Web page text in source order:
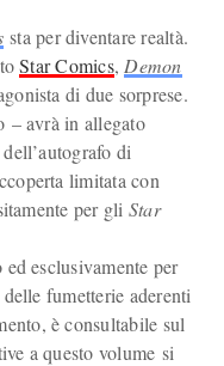
sta per diventare realtà.
Star Comics, Demon
di due sorprese.
– avrà in allegato
di
limitata con
per gli Star
esclusivamente per
fumetterie aderenti
è consultabile sul
a questo volume si